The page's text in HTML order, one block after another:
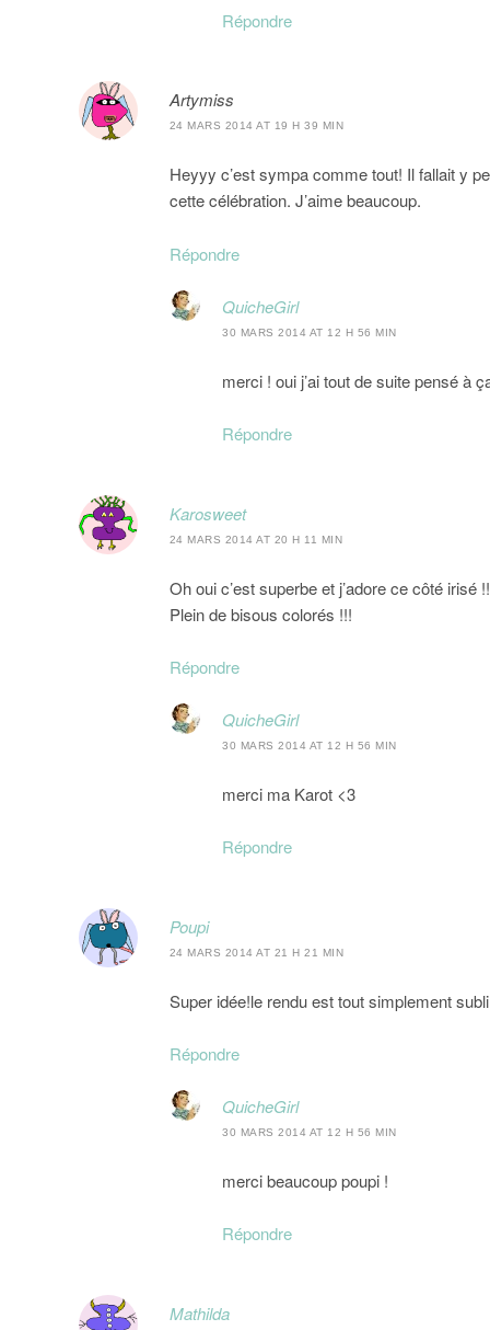
Répondre
Artymiss
24 MARS 2014 AT 19 H 39 MIN
Heyyy c’est sympa comme tout! Il fallait y
cette célébration. J’aime beaucoup.
Répondre
QuicheGirl
30 MARS 2014 AT 12 H 56 MIN
merci ! oui j’ai tout de suite pensé à
Répondre
Karosweet
24 MARS 2014 AT 20 H 11 MIN
Oh oui c’est superbe et j’adore ce côté
Plein de bisous colorés !!!
Répondre
QuicheGirl
30 MARS 2014 AT 12 H 56 MIN
merci ma Karot <3
Répondre
Poupi
24 MARS 2014 AT 21 H 21 MIN
Super idée!le rendu est tout simplement
Répondre
QuicheGirl
30 MARS 2014 AT 12 H 56 MIN
merci beaucoup poupi !
Répondre
Mathilda